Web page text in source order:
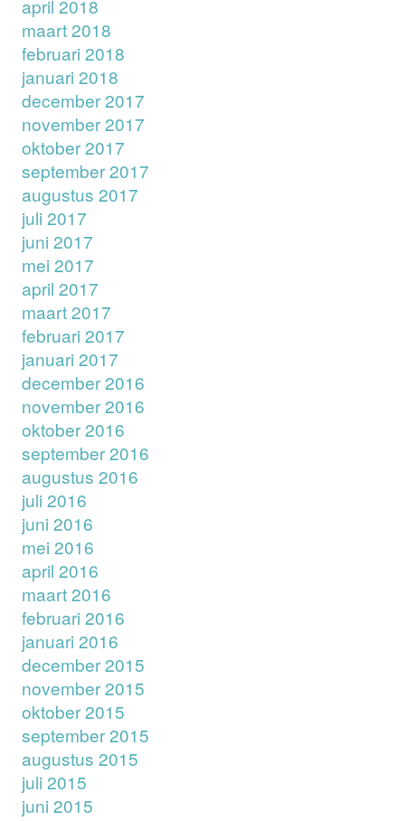
april 2018
maart 2018
februari 2018
januari 2018
december 2017
november 2017
oktober 2017
september 2017
augustus 2017
juli 2017
juni 2017
mei 2017
april 2017
maart 2017
februari 2017
januari 2017
december 2016
november 2016
oktober 2016
september 2016
augustus 2016
juli 2016
juni 2016
mei 2016
april 2016
maart 2016
februari 2016
januari 2016
december 2015
november 2015
oktober 2015
september 2015
augustus 2015
juli 2015
juni 2015